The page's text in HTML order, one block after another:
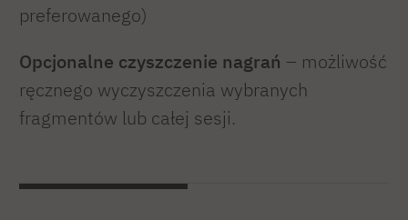
preferowanego)
Opcjonalne czyszczenie nagrań – możliwość
ręcznego wyczyszczenia wybranych
fragmentów lub całej sesji.